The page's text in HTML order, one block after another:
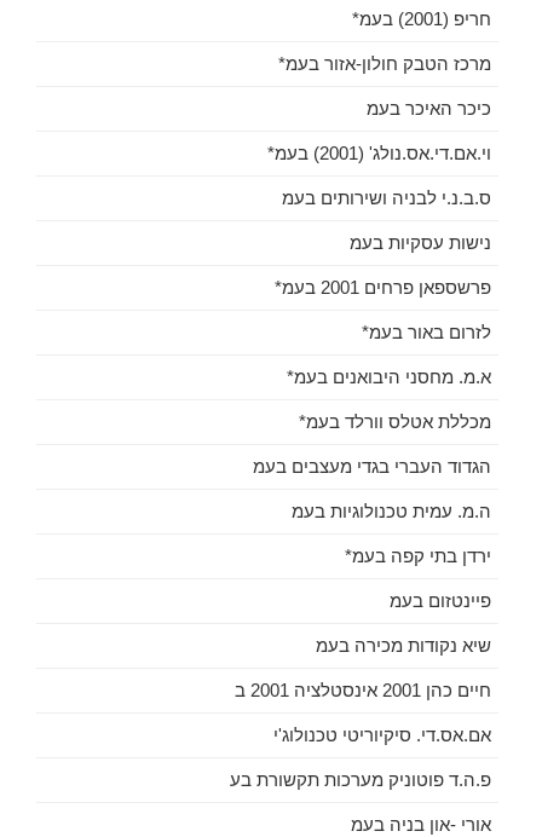
חריפ (2001) בעמ*
מרכז הטבק חולון-אזור בעמ*
כיכר האיכר בעמ
וי.אם.די.אס.נולג' (2001) בעמ*
ס.ב.נ.י לבניה ושירותים בעמ
נישות עסקיות בעמ
פרשספאן פרחים 2001 בעמ*
לזרום באור בעמ*
א.מ. מחסני היבואנים בעמ*
מכללת אטלס וורלד בעמ*
הגדוד העברי בגדי מעצבים בעמ
ה.מ. עמית טכנולוגיות בעמ
ירדן בתי קפה בעמ*
פיינטזום בעמ
שיא נקודות מכירה בעמ
חיים כהן 2001 אינסטלציה 2001 ב
אם.אס.די. סיקיוריטי טכנולוג'י
פ.ה.ד פוטוניק מערכות תקשורת בע
אורי -און בניה בעמ